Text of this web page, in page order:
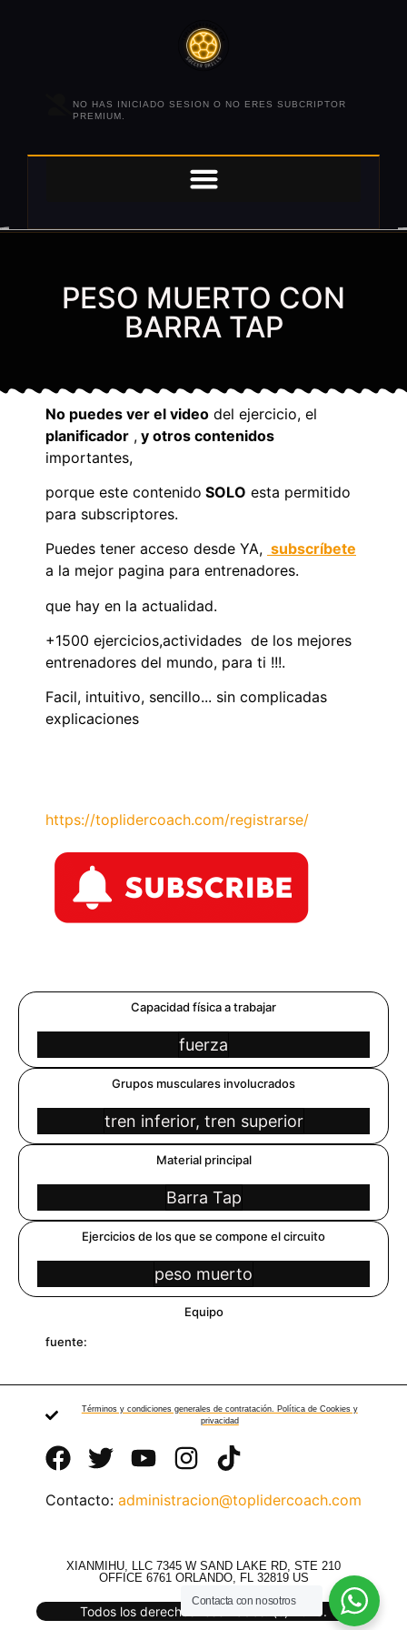
NO HAS INICIADO SESION O NO ERES SUBCRIPTOR
PREMIUM.
PESO MUERTO CON
BARRA TAP
No puedes ver el video del ejercicio, el
planificador , y otros contenidos
importantes,
porque este contenido SOLO esta permitido
para subscriptores.
Puedes tener acceso desde YA, subscríbete
a la mejor pagina para entrenadores.
que hay en la actualidad.
+1500 ejercicios,actividades de los mejores
entrenadores del mundo, para ti !!!.
Facil, intuitivo, sencillo... sin complicadas
explicaciones
https://toplidercoach.com/registrarse/
Capacidad física a trabajar
fuerza
Grupos musculares involucrados
tren inferior, tren superior
Material principal
Barra Tap
Ejercicios de los que se compone el circuito
peso muerto
Equipo
fuente:
Términos y condiciones generales de contratación. Política de Cookies y
privacidad
Contacto: administracion@toplidercoach.com
XIANMIHU, LLC 7345 W SAND LAKE RD, STE 210
OFFICE 6761 ORLANDO, FL 32819 US
Todos los derechos reservados. (c) 2025.
Contacta con nosotros